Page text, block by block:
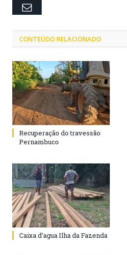
Email
CONTEÚDO RELACIONADO
Recuperação do travessão
Pernambuco
Caixa d’agua Ilha da Fazenda